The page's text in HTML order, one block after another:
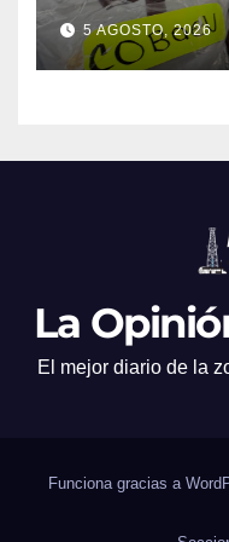
5 AGOSTO, 2026
La
El mejor diario de la
Funciona gracias a